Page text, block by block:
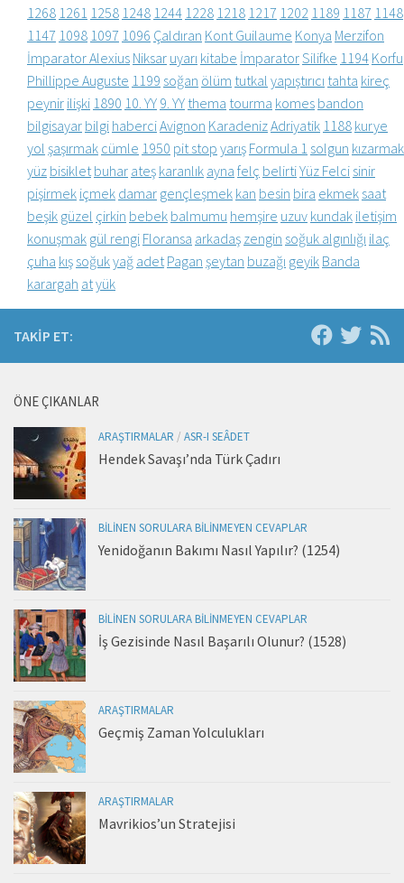
1268 1261 1258 1248 1244 1228 1218 1217 1202 1189 1187 1148
1147 1098 1097 1096 Çaldıran Kont Guilaume Konya Merzifon
İmparator Alexius Niksar uyarı kitabe İmparatorSilifke 1194 Korfu
Phillippe Auguste 1199 soğan ölüm tutkal yapıştırıcı tahta kireç
peynir ilişki 1890 10. YY 9. YY thema tourma komes bandon
bilgisayar bilgi haberciAvignon KaradenizAdriyatik 1188 kurye
yol şaşırmak cümle 1950 pit stop yarış Formula 1 solgun kızarmak
yüz bisiklet buhar ateş karanlık ayna felç belirtiYüz Felci sinir
pişirmek içmek damar gençleşmek kan besin bira ekmek saat
beşik güzel çirkin bebek balmumu hemşire uzuv kundak iletişim
konuşmak gül rengi Floransa arkadaş zengin soğuk algınlığı ilaç
çuha kış soğukyağ adet Pagan şeytan buzağı geyik Banda
karargah atyük
TAKIP ET:
ÖNE ÇIKANLAR
ARAŞTIRMALAR / ASR-I SEÂDET
Hendek Savaşı’nda Türk Çadırı
BILINEN SORULARA BILINMEYEN CEVAPLAR
Yenidoğanın Bakımı Nasıl Yapılır? (1254)
BILINEN SORULARA BILINMEYEN CEVAPLAR
İş Gezisinde Nasıl Başarılı Olunur? (1528)
ARAŞTIRMALAR
Geçmiş Zaman Yolculukları
ARAŞTIRMALAR
Mavrikios’un Stratejisi